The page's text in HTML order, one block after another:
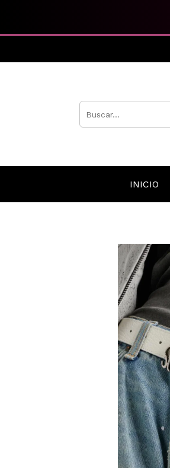
INICIO